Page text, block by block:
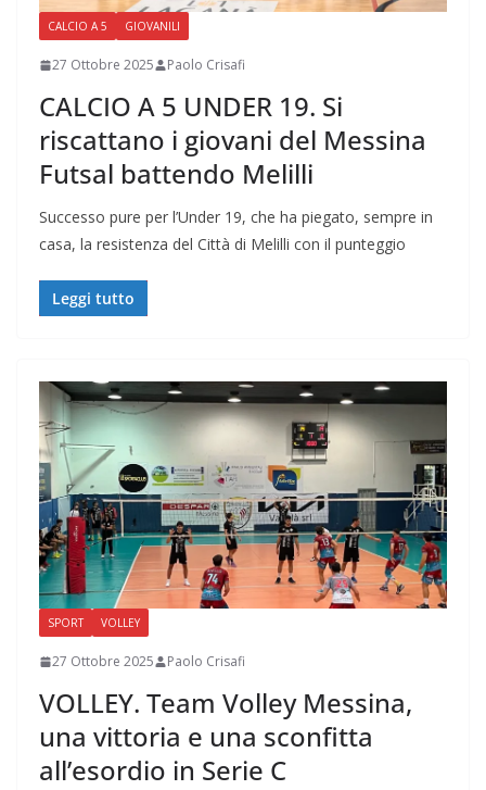
CALCIO A 5 GIOVANILI
27 Ottobre 2025 Paolo Crisafi
CALCIO A 5 UNDER 19. Si
riscattano i giovani del Messina
Futsal battendo Melilli
Successo pure per l’Under 19, che ha piegato, sempre in
casa, la resistenza del Città di Melilli con il punteggio
Leggi tutto
SPORT VOLLEY
27 Ottobre 2025 Paolo Crisafi
VOLLEY. Team Volley Messina,
una vittoria e una sconfitta
all’esordio in Serie C